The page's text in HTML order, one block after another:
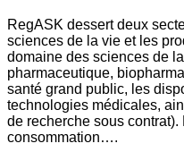
RegASK dessert deux
sciences de la vie et les
domaine des sciences de
pharmaceutique,
santé grand public, les
technologies médicales,
de recherche sous
consommation….